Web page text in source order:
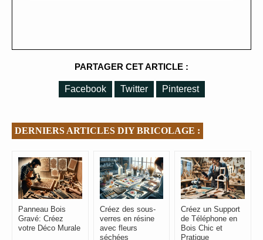
PARTAGER CET ARTICLE :
Facebook Twitter Pinterest
DERNIERS ARTICLES DIY BRICOLAGE :
Panneau Bois
Gravé: Créez
votre Déco Murale
Créez des sous-
verres en résine
avec fleurs
séchées
Créez un Support
de Téléphone en
Bois Chic et
Pratique